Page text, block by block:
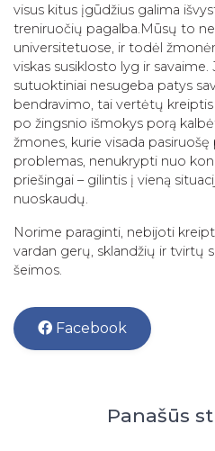
visus kitus įgūdžius galima
treniruočių pagalba.Mūsų to
universitetuose, ir todėl
viskas susiklosto lyg ir
sutuoktiniai nesugeba patys
bendravimo, tai vertėtų
po žingsnio išmokys porą
žmones, kurie visada
problemas, nenukrypti nuo
priešingai – gilintis į vieną
nuoskaudų.
Norime paraginti, nebijoti
vardan gerų, sklandžių ir tvirtų
šeimos.
Facebook
Panašūs